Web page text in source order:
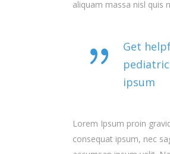
aliquam massa nisl quis
Get
ipsum
Lorem Ipsum proin
consequat ipsum, nec